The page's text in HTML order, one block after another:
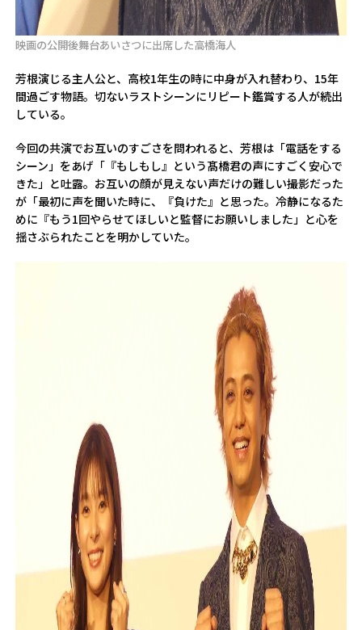
映画の公開後舞台あいさつに出席した高橋海人
芳根演じる主人公と、高校1年生の時に中身が入れ替わり、15年
間過ごす物語。切ないラストシーンにリピート鑑賞する人が続出
している。
今回の共演でお互いのすごさを問われると、芳根は「電話をする
シーン」をあげ「『もしもし』という髙橋君の声にすごく安心で
きた」と吐露。お互いの顔が見えない声だけの難しい撮影だった
が「最初に声を聞いた時に、『負けた』と思った。冷静になるた
めに『もう1回やらせてほしいと監督にお願いしました」と心を
揺さぶられたことを明かしていた。